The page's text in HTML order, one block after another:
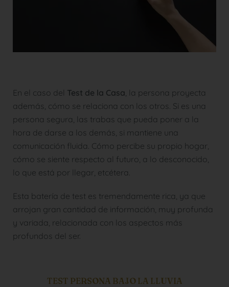
En el caso del Test de la Casa, la persona proyecta
además, cómo se relaciona con los otros. Si es una
persona segura, las trabas que pueda poner a la
hora de darse a los demás, si mantiene una
comunicación fluida. Cómo percibe su propio hogar,
cómo se siente respecto al futuro, a lo desconocido,
lo que está por llegar, etcétera.
Esta batería de test es tremendamente rica, ya que
arrojan gran cantidad de información, muy profunda
y variada, relacionada con los aspectos más
profundos del ser.
TEST PERSONA BAJO LA LLUVIA